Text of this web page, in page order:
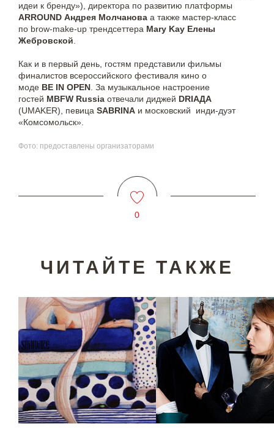
идеи к бренду»), директора по развитию платформы
ARROUND Андрея Молчанова а также мастер-класс
по brow-make-up трендсеттера Mary Kay Елены
Жебровской
Как и в первый день, гостям представили фильмы
финалистов всероссийского фестиваля кино о
моде BE IN OPEN . За музыкальное настроение
гостей MBFW Russia отвечали диджей DRIAДА
(UMAKER), певица SABRINA и московский инди-дуэт
«Комсомольск».
Фото: предоставлены организаторами
0
ЧИТАЙТЕ ТАКЖЕ